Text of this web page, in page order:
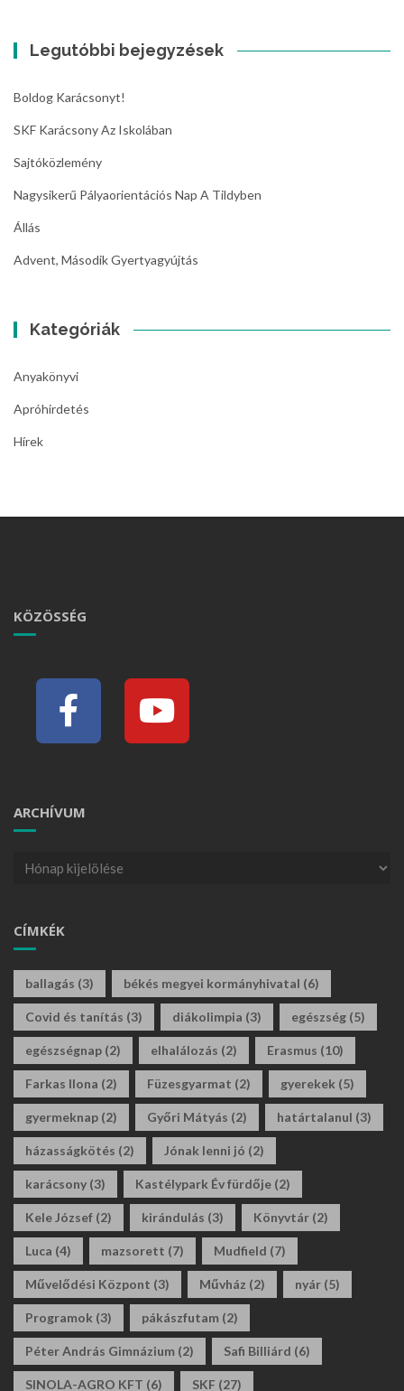
Legutóbbi bejegyzések
Boldog Karácsonyt!
SKF Karácsony Az Iskolában
Sajtóközlemény
Nagysikerű Pályaorientációs Nap A Tildyben
Állás
Advent, Második Gyertyagyújtás
Kategóriák
Anyakönyvi
Apróhirdetés
Hírek
KÖZÖSSÉG
ARCHÍVUM
CÍMKÉK
ballagás (3) békés megyei kormányhivatal (6)
Covid és tanítás (3) diákolimpia (3) egészség (5)
egészségnap (2) elhalálozás (2) Erasmus (10)
Farkas Ilona (2) Füzesgyarmat (2) gyerekek (5)
gyermeknap (2) Győri Mátyás (2) határtalanul (3)
házasságkötés (2) Jónak lenni jó (2)
karácsony (3) Kastélypark Év fürdője (2)
Kele József (2) kirándulás (3) Könyvtár (2)
Luca (4) mazsorett (7) Mudfield (7)
Művelődési Központ (3) Művház (2) nyár (5)
Programok (3) pákászfutam (2)
Péter András Gimnázium (2) Safi Billiárd (6)
SINOLA-AGRO KFT (6) SKF (27)